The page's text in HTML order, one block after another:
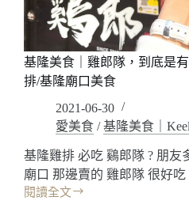
基隆美食｜雞郎隊，到底是
排/基隆廟口美食
2021-06-30
愛美食 /基隆美食｜
基隆雞排 必吃 鷄郎隊 ? 朋友
廟口 那邊賣的 雞郎隊 很好
閱讀全文
基